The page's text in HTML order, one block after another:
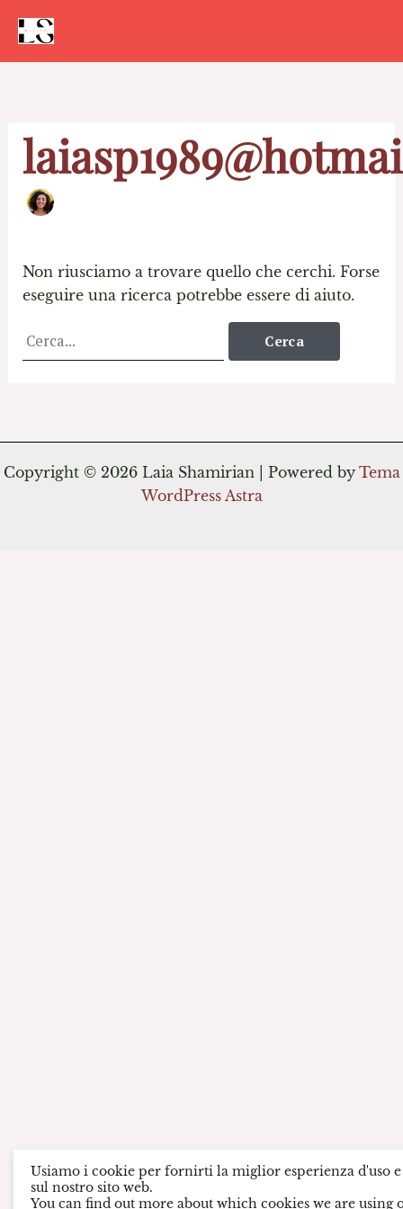
contenuto
Non riusciamo a trovare quello che cerchi. Forse
eseguire una ricerca potrebbe essere di aiuto.
Copyright © 2026 Laia Shamirian | Powered by Tema
WordPress Astra
Usiamo i cookie per fornirti la miglior esperienza d'uso
sul nostro sito web.
You can find out more about which cookies we are using